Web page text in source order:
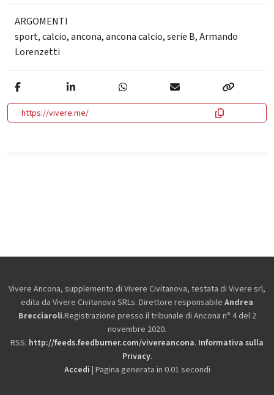
ARGOMENTI
sport,calcio,ancona,ancona calcio,serie B,Armando
Lorenzetti
https://vivere.me/
Vivere Ancona, supplemento di Vivere Civitanova, testata di Vivere srl,
edita da Vivere Civitanova SRLs. Direttore responsabile Andrea
Brecciaroli.Registrazione presso il tribunale di Ancona n° 4 del 2
novembre 2020.
RSS: http://feeds.feedburner.com/vivereancona. Informativa sulla
Privacy.
Accedi | Pagina generata in 0.01 secondi